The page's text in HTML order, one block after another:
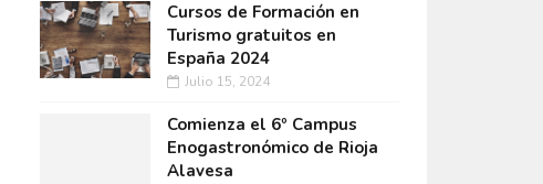
Cursos de Formación en
Turismo gratuitos en
España 2024
Julio 15, 2024
Comienza el 6º Campus
Enogastronómico de Rioja
Alavesa